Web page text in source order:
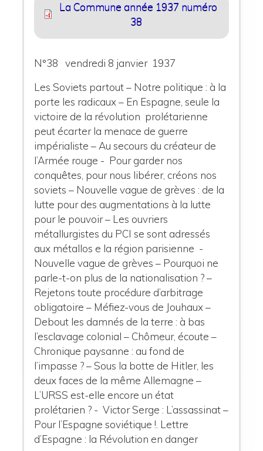
La Commune année 1937 numéro
38
N°38 vendredi 8 janvier 1937
Les Soviets partout – Notre politique : à la
porte les radicaux – En Espagne, seule la
victoire de la révolution prolétarienne
peut écarter la menace de guerre
impérialiste – Au secours du créateur de
l’Armée rouge - Pour garder nos
conquêtes, pour nous libérer, créons nos
soviets – Nouvelle vague de grèves : de la
lutte pour des augmentations à la lutte
pour le pouvoir – Les ouvriers
métallurgistes du PCI se sont adressés
aux métallos e la région parisienne -
Nouvelle vague de grèves – Pourquoi ne
parle-t-on plus de la nationalisation ? –
Rejetons toute procédure d’arbitrage
obligatoire – Méfiez-vous de Jouhaux –
Debout les damnés de la terre : à bas
l’esclavage colonial – Chômeur, écoute –
Chronique paysanne : au fond de
l’impasse ? – Sous la botte de Hitler, les
deux faces de la même Allemagne –
L’URSS est-elle encore un état
prolétarien ? - Victor Serge : L’assassinat –
Pour l’Espagne soviétique !. Lettre
d’Espagne : la Révolution en danger